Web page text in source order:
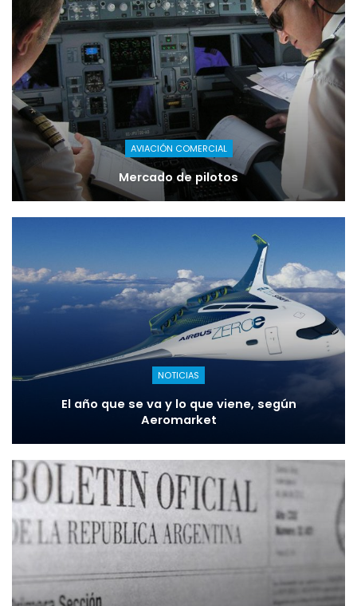
AVIACIÓN COMERCIAL
Mercado de pilotos
NOTICIAS
El año que se va y lo que viene, según
Aeromarket